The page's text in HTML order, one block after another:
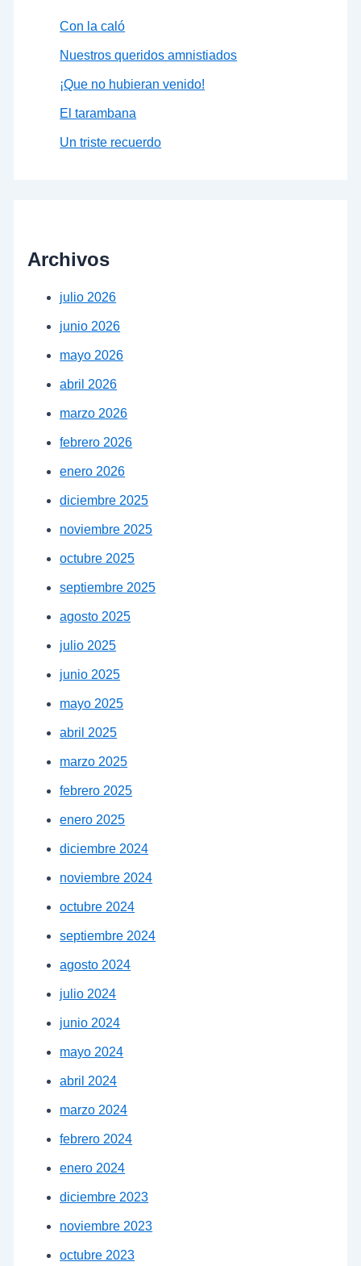
Con la caló
Nuestros queridos amnistiados
¡Que no hubieran venido!
El tarambana
Un triste recuerdo
Archivos
julio 2026
junio 2026
mayo 2026
abril 2026
marzo 2026
febrero 2026
enero 2026
diciembre 2025
noviembre 2025
octubre 2025
septiembre 2025
agosto 2025
julio 2025
junio 2025
mayo 2025
abril 2025
marzo 2025
febrero 2025
enero 2025
diciembre 2024
noviembre 2024
octubre 2024
septiembre 2024
agosto 2024
julio 2024
junio 2024
mayo 2024
abril 2024
marzo 2024
febrero 2024
enero 2024
diciembre 2023
noviembre 2023
octubre 2023